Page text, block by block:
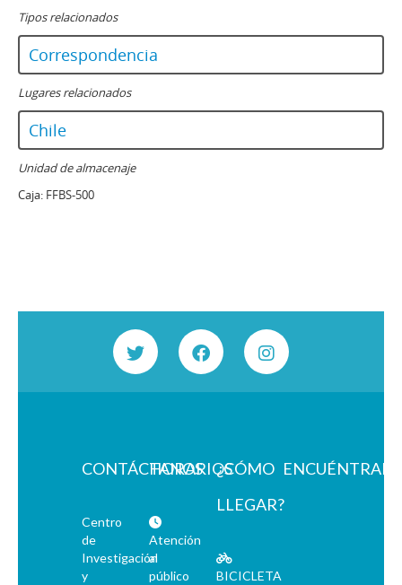
Tipos relacionados
Correspondencia
Lugares relacionados
Chile
Unidad de almacenaje
Caja: FFBS-500
CONTÁCTANOS
Centro
de
Investigación
y
HORARIOS
Atención
al
público
¿CÓMO
LLEGAR?
BICICLETA